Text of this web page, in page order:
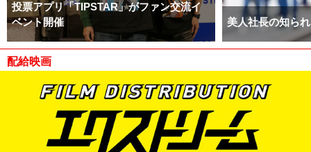
投票アプリ「TIPSTAR」がファン交流イ
ベント開催
美人社長の知ら
配給映画